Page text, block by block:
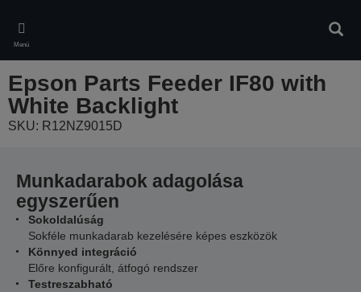
main
content
Menü
Epson Parts Feeder IF80 with
White Backlight
SKU: R12NZ9015D
Munkadarabok adagolása
egyszerűen
Sokoldalúság
Sokféle munkadarab kezelésére képes eszközök
Könnyed integráció
Előre konfigurált, átfogó rendszer
Testreszabható